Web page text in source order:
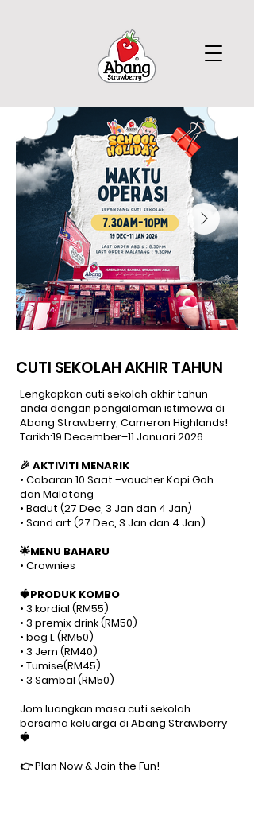
CUTI SEKOLAH AKHIR TAHUN
Lengkapkan cuti sekolah akhir tahun
anda dengan pengalaman istimewa di
Abang Strawberry, Cameron Highlands!
Tarikh:19 December–11 Januari 2026
​🎉 AKTIVITI MENARIK
• Cabaran 10 Saat –voucher Kopi Goh
dan Malatang
• Badut (27 Dec, 3 Jan dan 4 Jan)
• Sand art (27 Dec, 3 Jan dan 4 Jan)
🌟MENU BAHARU
• Crownies
​🍓PRODUK KOMBO
• 3 kordial (RM55)
• 3 premix drink (RM50)
• beg L (RM50)
• 3 Jem (RM40)
• Tumise(RM45)
• 3 Sambal (RM50)
Jom luangkan masa cuti sekolah
bersama keluarga di Abang Strawberry
🍓
👉 Plan Now & Join the Fun!